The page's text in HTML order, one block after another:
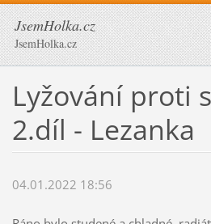
JsemHolka.cz
JsemHolka.cz
Lyžování proti
2.díl - Lezanka
04.01.2022 18:56